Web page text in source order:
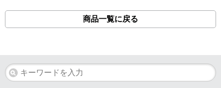
商品一覧に戻る